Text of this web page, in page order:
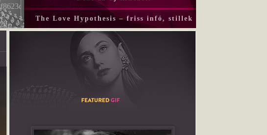
The Love Hypothesis – friss infó, stillek